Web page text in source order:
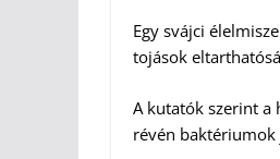
Egy svájci
tojások
A kutatók szerint a
révén